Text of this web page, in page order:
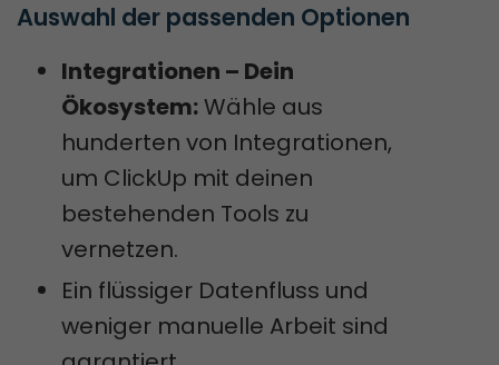
Auswahl der passenden Optionen
Integrationen – Dein
Ökosystem:Wähle aus
hunderten von Integrationen,
um ClickUp mit deinen
bestehenden Tools zu
vernetzen.
Ein flüssiger Datenfluss und
weniger manuelle Arbeit sind